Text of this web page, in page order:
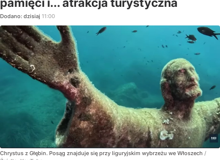
Dodano: dzisiaj 11:00
Chrystus z Głębin. Posąg znajduje się przy liguryjskim wybrzeżu we Włoszech /